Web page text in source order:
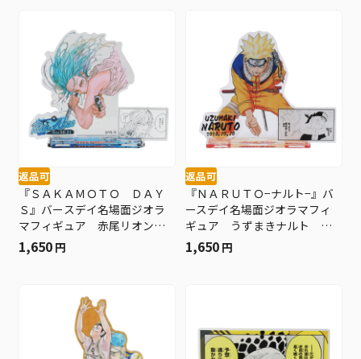
返品可
『ＳＡＫＡＭＯＴＯ ＤＡＹ
Ｓ』バースデイ名場面ジオラ
マフィギュア 赤尾リオン
ＢＤ４
1,650 円
返品可
『ＮＡＲＵＴＯ−ナルト−』バ
ースデイ名場面ジオラマフィ
ギュア うずまきナルト Ｂ
Ｄ４
1,650 円